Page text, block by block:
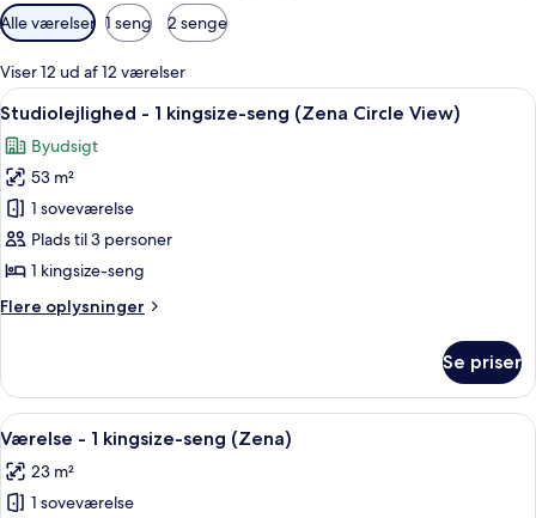
Tilgængelige
filtre
for
værelser
Alle værelser 1 seng 2 senge
Viser 12 ud af 12 værelser
Indlæs
alle
billeder
af
Studiolejlighed
-
1
seng
View)
Et moderne hotelværelse med en
14
Studiolejlighed - 1 kingsize-seng (Zena Circle View)
Byudsigt
53 m²
1 soveværelse
Plads til 3 personer
1 kingsize-seng
Flere oplysninger
Flere
-
kingsize-
(Zena
Circle
Se priser
Indlæs
alle
billeder
af
Et moderne hotelværelse med seng,
7
Værelse - 1 kingsize-seng (Zena)
23 m²
1 soveværelse